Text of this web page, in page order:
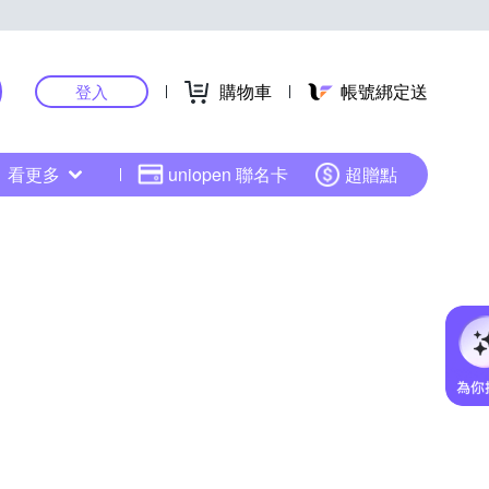
登入 購物車 帳號綁定送
看更多 uniopen 聯名卡 超贈點